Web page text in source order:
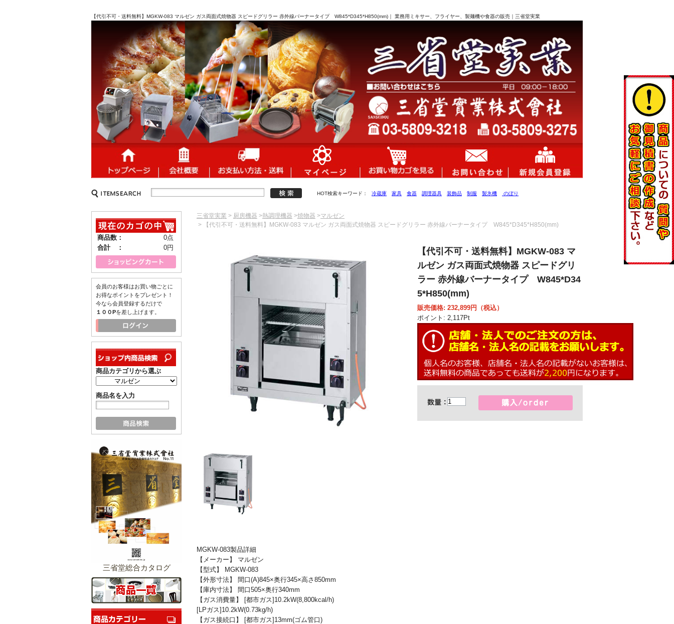
【代引不可・送料無料】MGKW-083 マルゼン ガス両面式焼物器 スピードグリラー 赤外線バーナータイプ W845*D345*H850(mm)｜ 業務用ミキサー、フライヤー、製麺機や食器の販売｜三省堂実業
HOT検索キーワード： 冷蔵庫 家具 食器 調理器具 装飾品 制服 製氷機 のぼり
三省堂実業 > 厨房機器 >熱調理機器 >焼物器 >マルゼン
> 【代引不可・送料無料】MGKW-083 マルゼン ガス両面式焼物器 スピードグリラー 赤外線バーナータイプ W845*D345*H850(mm)
【代引不可・送料無料】MGKW-083 マ
ルゼン ガス両面式焼物器 スピードグリ
ラー 赤外線バーナータイプ W845*D34
5*H850(mm)
販売価格: 232,899円（税込）
ポイント: 2,117Pt
MGKW-083製品詳細
【メーカー】 マルゼン
【型式】 MGKW-083
【外形寸法】 間口(A)845×奥行345×高さ850mm
【庫内寸法】 間口505×奥行340mm
【ガス消費量】 [都市ガス]10.2kW(8,800kcal/h)
[LPガス]10.2kW(0.73kg/h)
【ガス接続口】 [都市ガス]13mm(ゴム管口)
商品数：
0点
合計 ：
0円
会員のお客様はお買い物ごとに
お得なポイントをプレゼント！
今なら会員登録するだけで
１００Pを差し上げます。
商品カテゴリから選ぶ
商品名を入力
三省堂総合カタログ